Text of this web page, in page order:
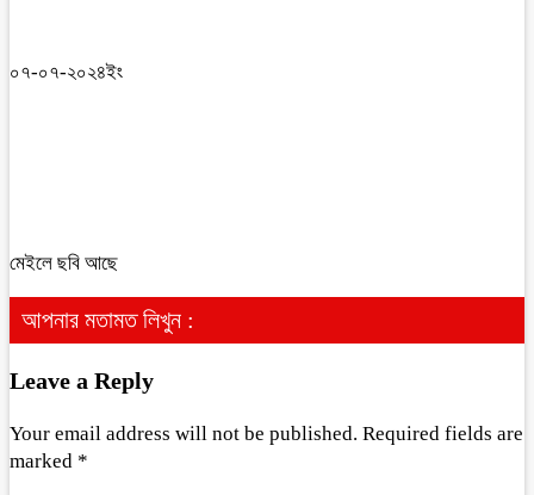
০৭-০৭-২০২৪ইং
মেইলে ছবি আছে
আপনার মতামত লিখুন :
Leave a Reply
Your email address will not be published. Required fields are
marked *